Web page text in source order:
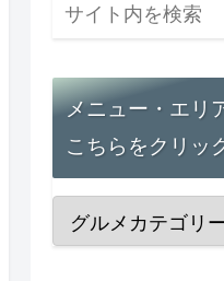
メニュー・エリ
こちらをクリッ